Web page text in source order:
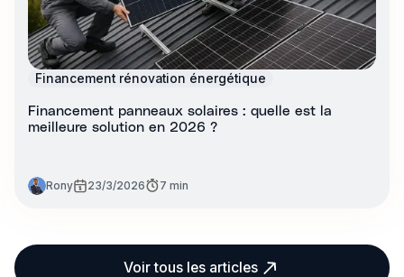
Financement rénovation énergétique
Financement panneaux solaires : quelle est la
meilleure solution en 2026 ?
Rony 23/3/2026 7 min
Voir tous les articles